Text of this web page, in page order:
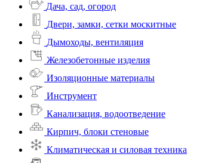
Дача, сад, огород
Двери, замки, сетки москитные
Дымоходы, вентиляция
Железобетонные изделия
Изоляционные материалы
Инструмент
Канализация, водоотведение
Кирпич, блоки стеновые
Климатическая и силовая техника